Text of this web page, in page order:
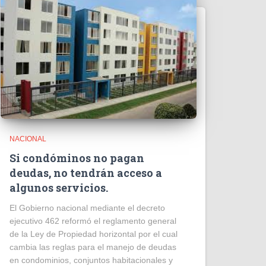
NACIONAL
Si condóminos no pagan
deudas, no tendrán acceso a
algunos servicios.
El Gobierno nacional mediante el decreto
ejecutivo 462 reformó el reglamento general
de la Ley de Propiedad horizontal por el cual
cambia las reglas para el manejo de deudas
en condominios, conjuntos habitacionales y